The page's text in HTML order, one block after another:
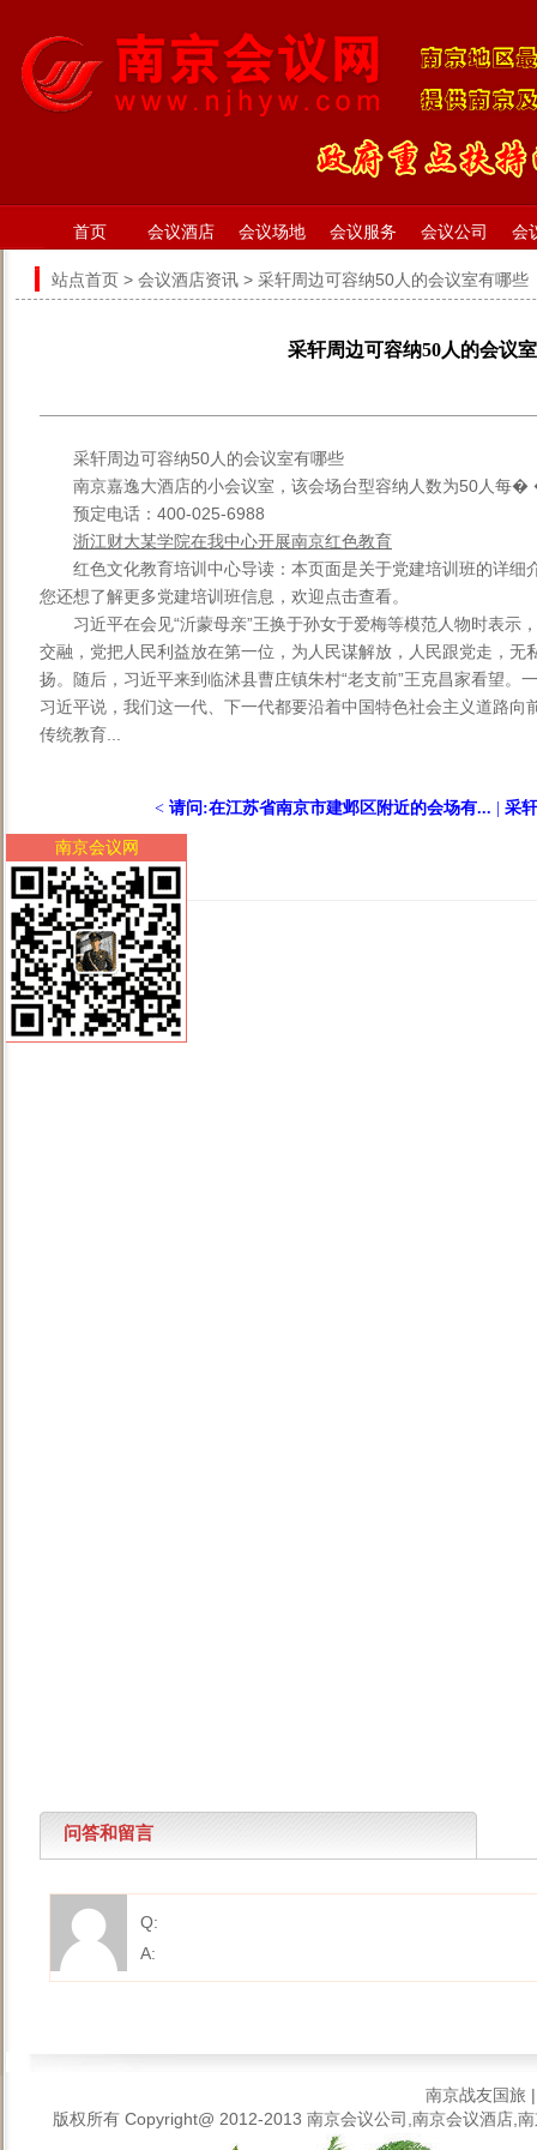
首页 会议酒店 会议场地 会议服务 会议公司 会
站点首页 > 会议酒店资讯 > 采轩周边可容纳50人的会议室有哪些
采轩周边可容纳50人的会议
采轩周边可容纳50人的会议室有哪些
南京嘉逸大酒店的小会议室，该会场台型容纳人数为50人每
预定电话：400-025-6988
浙江财大某学院在我中心开展南京红色教育
红色文化教育培训中心导读：本页面是关于党建培训班的详细
您还想了解更多党建培训班信息，欢迎点击查看。
习近平在会见“沂蒙母亲”王换于孙女于爱梅等模范人物时表示
交融，党把人民利益放在第一位，为人民谋解放，人民跟党走，无
扬。随后，习近平来到临沭县曹庄镇朱村“老支前”王克昌家看望。
习近平说，我们这一代、下一代都要沿着中国特色社会主义道路向
传统教育...
< 请问:在江苏省南京市建邺区附近的会场有... 采
问答和留言
Q:
A:
南京战友国旅
版权所有 Copyright@ 2012-2013 南京会议公司,南京会议酒店,
南京会议网